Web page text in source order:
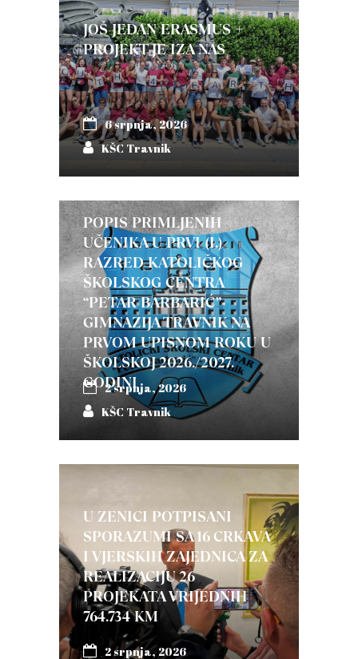
JOŠ JEDAN ERASMUS +
PROJEKT JE IZA NAS
6 srpnja, 2026
KŠC Travnik
POPIS PRIMLJENIH
UČENIKA U PRVI (I.)
RAZRED KATOLIČKOG
ŠKOLSKOG CENTRA
“PETAR BARBARIĆ”-
GIMNAZIJA TRAVNIK NA
PRVOM UPISNOM ROKU U
ŠKOLSKOJ 2026./2027.
GODINI
2 srpnja, 2026
KŠC Travnik
U ZENICI POTPISANI
SPORAZUMI SA 16 CRKAVA
I VJERSKIH ZAJEDNICA ZA
REALIZACIJU 26
PROJEKATA VRIJEDNIH
764.734 KM
2 srpnja, 2026